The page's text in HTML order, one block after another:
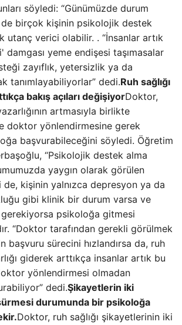
söyledi: “Günümüzde durum
birçok kişinin psikolojik destek
utanç verici olabilir. . “İnsanlar artık
yeme endişesi taşımasalar
zayıflık, yetersizlik ya da
tanımlayabiliyorlar” dedi.Ruh sağlığı
bakış açıları değişiyorDoktor,
artmasıyla birlikte
doktor yönlendirmesine gerek
başvurabileceğini söyledi. Öğretim
“Psikolojik destek alma
yaygın olarak görülen
de, kişinin yalnızca depresyon ya da
gibi klinik bir durum varsa ve
psikoloğa gitmesi
“Doktor tarafından gerekli görülmek
başvuru sürecini hızlandırsa da, ruh
giderek arttıkça insanlar artık bu
yönlendirmesi olmadan
dedi.Şikayetlerin iki
durumunda bir psikoloğa
Doktor, ruh sağlığı şikayetlerinin iki